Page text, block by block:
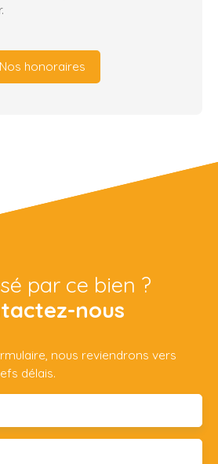
Nos honoraires
par ce bien ?
nous
nous reviendrons vers
délais.